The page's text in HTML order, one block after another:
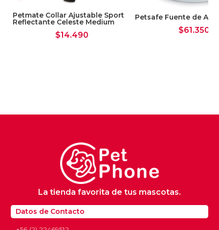
Petmate Collar Ajustable Sport
Reflectante Celeste Medium
$14.490
Petsafe Fuente de
$61.350
Datos de Contacto
La tienda favorita de tus mascotas.